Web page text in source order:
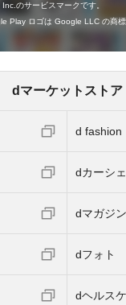
のサービスマークです。
Play ロゴは Google LLC の商標
dマーケットストア
d fashion
dカーシ
dマガジン
dフォト
dヘルス